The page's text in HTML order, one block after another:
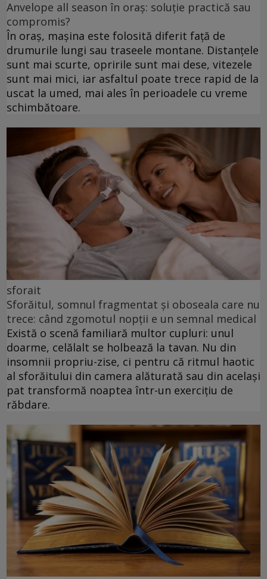
Anvelope all season în oraș: soluție practică sau
compromis?
În oraș, mașina este folosită diferit față de
drumurile lungi sau traseele montane. Distanțele
sunt mai scurte, opririle sunt mai dese, vitezele
sunt mai mici, iar asfaltul poate trece rapid de la
uscat la umed, mai ales în perioadele cu vreme
schimbătoare.
sforait
Sforăitul, somnul fragmentat și oboseala care nu
trece: când zgomotul nopții e un semnal medical
Există o scenă familiară multor cupluri: unul
doarme, celălalt se holbează la tavan. Nu din
insomnii propriu-zise, ci pentru că ritmul haotic
al sforăitului din camera alăturată sau din același
pat transformă noaptea într-un exercițiu de
răbdare.